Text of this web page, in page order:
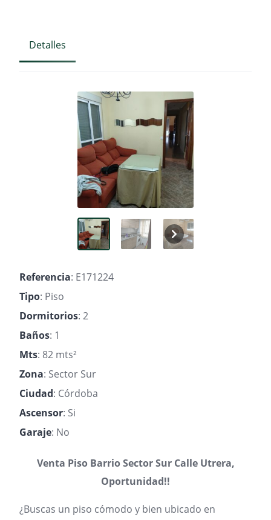
Detalles
Referencia: E171224
Tipo: Piso
Dormitorios: 2
Baños: 1
Mts: 82 mts²
Zona: Sector Sur
Ciudad: Córdoba
Ascensor: Si
Garaje: No
Venta Piso Barrio Sector Sur Calle Utrera,
Oportunidad!!
¿Buscas un piso cómodo y bien ubicado en